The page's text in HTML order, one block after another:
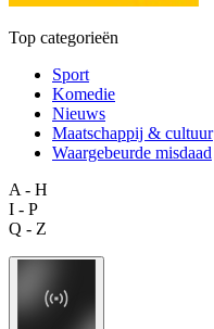
Top categorieën
Sport
Komedie
Nieuws
Maatschappij & cultuur
Waargebeurde misdaad
A - H
I - P
Q - Z